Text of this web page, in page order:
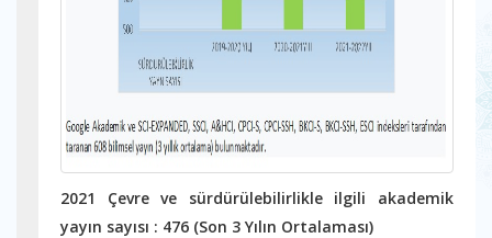
2021 Çevre ve sürdürülebilirlikle ilgili akademik
yayın sayısı : 476 (Son 3 Yılın Ortalaması)